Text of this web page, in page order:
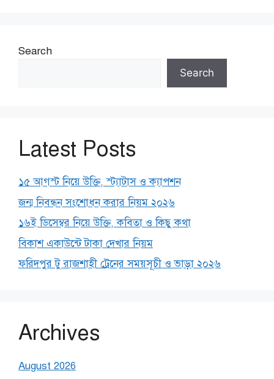
Search
Search
Latest Posts
১৫ আগস্ট নিয়ে উক্তি, স্ট্যাটাস ও ক্যাপশন
জন্ম নিবন্ধন সংশোধন করার নিয়ম ২০২৬
১৬ই ডিসেম্বর নিয়ে উক্তি, কবিতা ও কিছু কথা
বিকাশ একাউন্টে টাকা দেখার নিয়ম
ফরিদপুর টু রাজশাহী ট্রেনের সময়সূচী ও ভাড়া ২০২৬
Archives
August 2026